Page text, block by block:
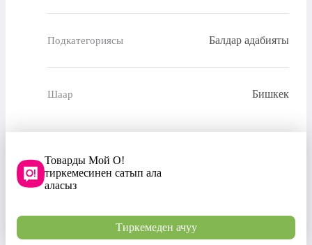
Подкатегориясы Балдар адабияты
Шаар Бишкек
Товарды Мой О!
тиркемесинен сатып ала
аласыз
Тиркемеден ачуу